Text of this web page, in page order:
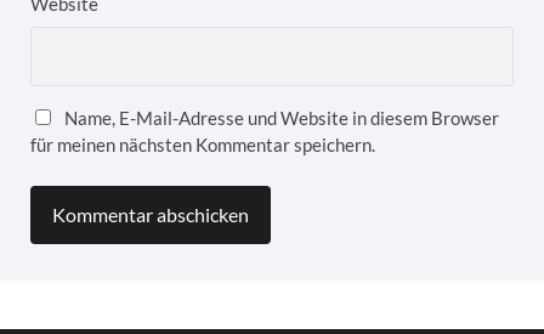
Name, E-Mail-Adresse und Website in diesem Browser
für meinen nächsten Kommentar speichern.